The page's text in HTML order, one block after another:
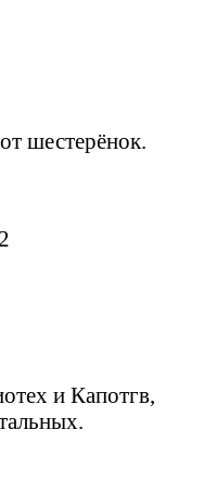
шестерёнок.
и Капотгв,